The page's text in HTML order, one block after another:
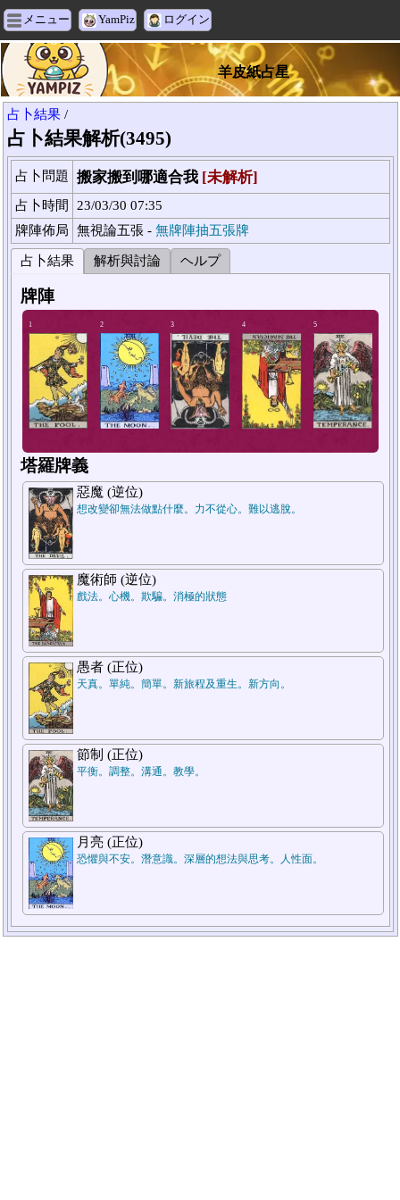
メニュー YamPiz ログイン
羊皮紙占星
占卜結果 /
占卜結果解析(3495)
占卜問題 搬家搬到哪適合我 [未解析]
占卜時間
23/03/30 07:35
牌陣佈局
無視論五張 - 無牌陣抽五張牌
占卜結果 解析與討論 ヘルプ
牌陣
1 2 3
塔羅牌義
惡魔 (逆位)
想改變卻無法做點什麼。力不從心。難以逃脫。
魔術師 (逆位)
戲法。心機。欺騙。消極的狀態
愚者 (正位)
天真。單純。簡單。新旅程及重生。新方向。
節制 (正位)
平衡。調整。溝通。教學。
月亮 (正位)
恐懼與不安。潛意識。深層的想法與思考。人性面。